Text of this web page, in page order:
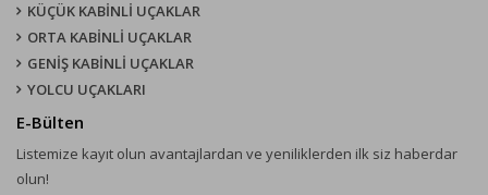
KÜÇÜK KABİNLİ UÇAKLAR
ORTA KABİNLİ UÇAKLAR
GENİŞ KABİNLİ UÇAKLAR
YOLCU UÇAKLARI
E-Bülten
Listemize kayıt olun avantajlardan ve yeniliklerden ilk siz haberdar
olun!